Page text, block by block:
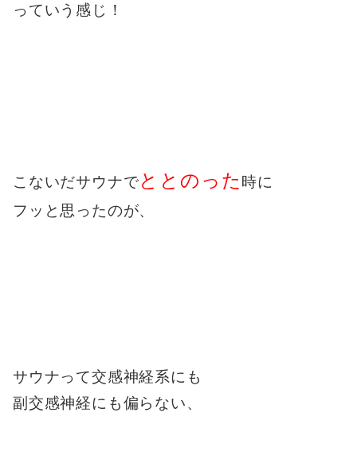
っていう感じ！
こないだサウナでととのった 時に
フッと思ったのが、
サウナって交感神経系にも
副交感神経にも偏らない、